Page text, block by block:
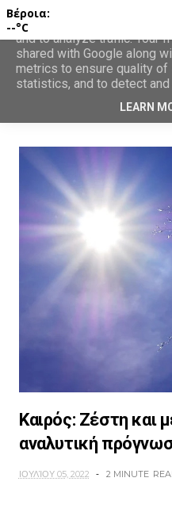
Καιρός: Ζέστη και
αναλυτική
ΙΟΥΛΊΟΥ 05, 2022 2 MINUTE
Βέροια:
--°C
This site uses cookies
and to analyze traffic. Your
shared with Google along
metrics to ensure quality of
statistics, and to detect
LEARN